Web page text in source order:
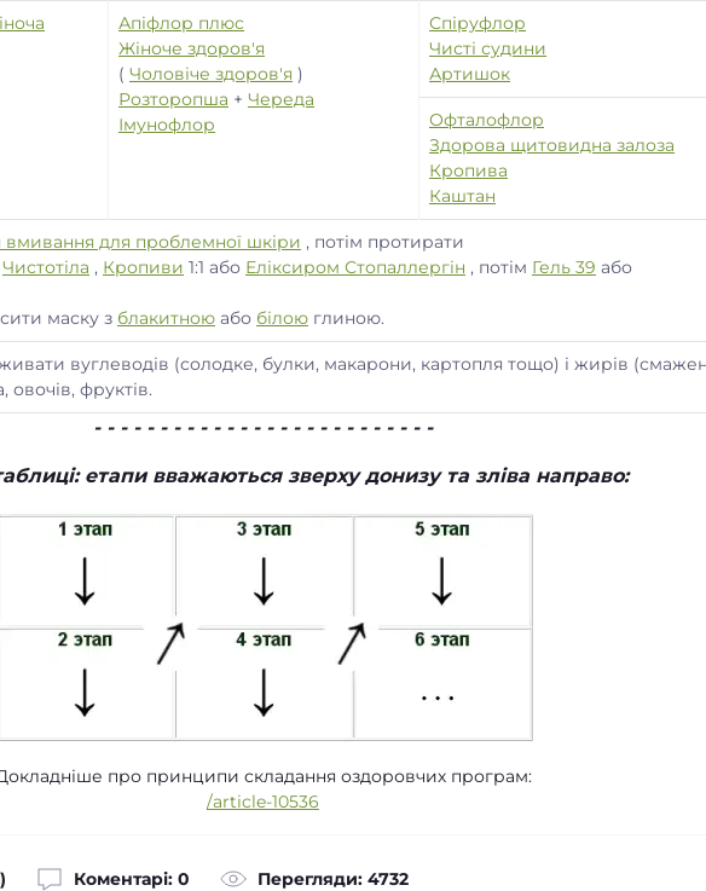
Апіфлор плюс
Жіноче здоров'я
( Чоловіче здоров'я )
Розторопша + Череда
Імунофлор
Спіруфлор
Чисті судини
Артишок
Офталофлор
Здорова щитовидна залоза
Кропива
Каштан
вмивання для проблемної шкіри , потім протирати
Чистотіла , Кропиви 1:1 або Еліксиром Стопаллергін , потім Гель 39 або
маску з блакитною або білою глиною.
вуглеводів (солодке, булки, макарони, картопля тощо) і жирів
фруктів.
- - - - - - - - - - - - - - - - - - - - - - - - - -
етапи вважаються зверху донизу та зліва направо:
про принципи складання оздоровчих програм:
/article-10536
Коментарі: 0 Перегляди: 4732